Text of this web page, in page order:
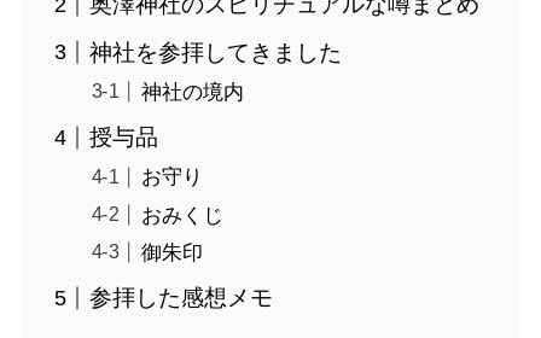
神社を参拝してきました
神社の境内
授与品
お守り
おみくじ
御朱印
参拝した感想メモ